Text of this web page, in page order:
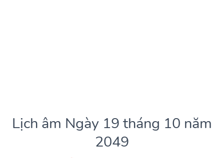
Lịch âm Ngày 19 tháng 10 năm
2049